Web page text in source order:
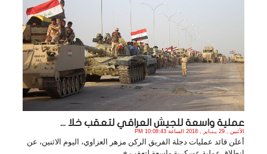
عملية واسعة للجيش العراقي لتعقب خلا ...
الأثنين , 29 يـنـاير , 2018 الساعة 10:08:43 PM
أعلن قائد عمليات دجلة الفريق الركن مزهر العزاوي، اليوم الاثنين، عن